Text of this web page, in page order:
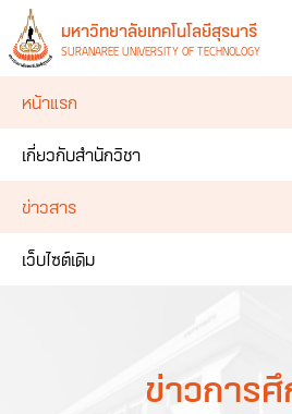
มหาวิทยาลัยเทคโนโลยีสุรนารี
SURANAREE UNIVERSITY OF TECHNOLOGY
หน้าแรก
เกี่ยวกับสำนักวิชา
ข่าวสาร
เว็บไซต์เดิม
ข่าวการ